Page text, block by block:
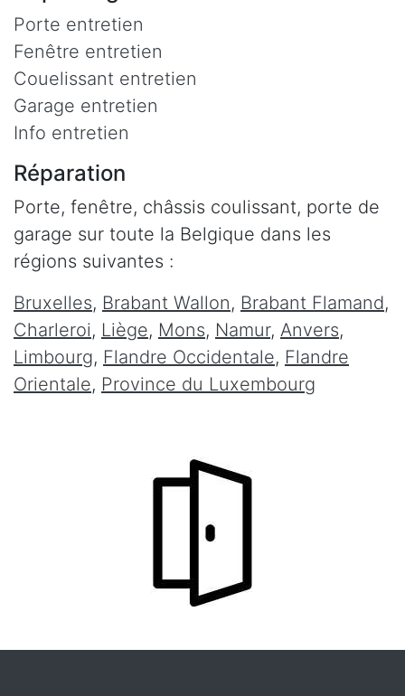
Porte entretien
Fenêtre entretien
Couelissant entretien
Garage entretien
Info entretien
Réparation
Porte, fenêtre, châssis coulissant, porte de
garage sur toute la Belgique dans les
régions suivantes :
Bruxelles, Brabant Wallon, Brabant Flamand,
Charleroi, Liège, Mons, Namur, Anvers,
Limbourg, Flandre Occidentale, Flandre
Orientale, Province du Luxembourg